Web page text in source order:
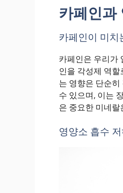
카페인과
카페인이 미치
카페인은 우리가
인을 각성제 역
는 영향은 단순
수 있으며, 이는
은 중요한 미네
영양소 흡수